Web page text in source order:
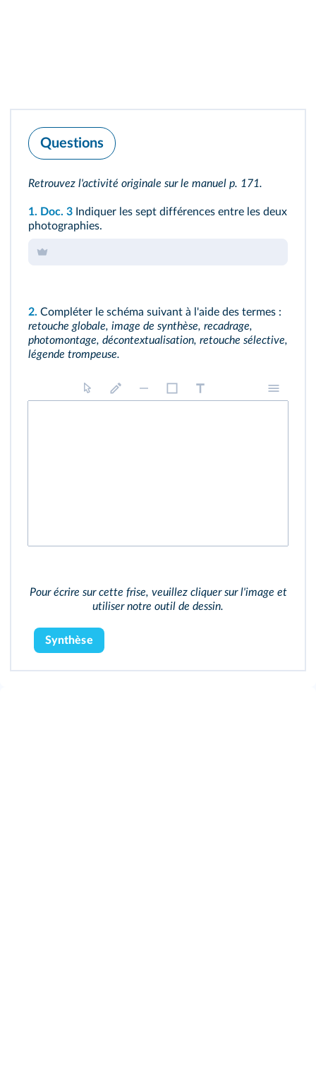
Questions
Retrouvez l'activité originale sur le manuel p. 171.
1. Doc. 3 Indiquer les sept différences entre les deux
photographies.
2. Compléter le schéma suivant à l'aide des termes :
retouche globale, image de synthèse, recadrage,
photomontage, décontextualisation, retouche sélective,
légende trompeuse.
Pour écrire sur cette frise, veuillez cliquer sur l'image et
utiliser notre outil de dessin.
Synthèse